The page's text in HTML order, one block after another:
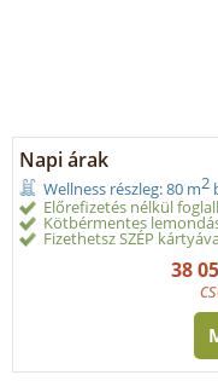
Napi árak
Wellness részleg: 80 m2
Előrefizetés nélkül
Kötbérmentes
Fizethetsz SZÉP
38